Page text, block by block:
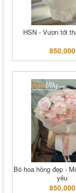
HSN - Vươn tới
850,000
Bó hoa hồng đẹp -
yêu
850,000